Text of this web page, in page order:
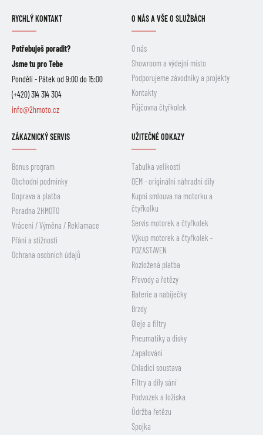
RYCHLÝ KONTAKT
Potřebuješ poradit?
Jsme tu pro Tebe
Pondělí - Pátek od 9:00 do 15:00
(+420) 314 314 304
info@2hmoto.cz
O NÁS A VŠE O SLUŽBÁCH
O nás
Showroom a výdejní místo
Podporujeme závodníky a projekty
Kontakty
Půjčovna čtyřkolek
ZÁKAZNICKÝ SERVIS
Bonus program
Obchodní podmínky
Doprava a platba
Poradna 2HMOTO
Vrácení / Výměna / Reklamace
Přání a stížnosti
Ochrana osobních údajů
UŽITEČNÉ ODKAZY
Tabulka velikostí
OEM - originální náhradní díly
Kupní smlouva na motorku a
čtyřkolku
Servis motorek a čtyřkolek
Výkup motorek a čtyřkolek -
POZASTAVEN
Rozložená platba
Převody a řetězy
Baterie a nabíječky
Brzdy
Oleje a filtry
Pneumatiky a disky
Zapalování
Chladicí soustava
Filtry a díly sání
Podvozek a ložiska
Údržba řetězu
Spojka